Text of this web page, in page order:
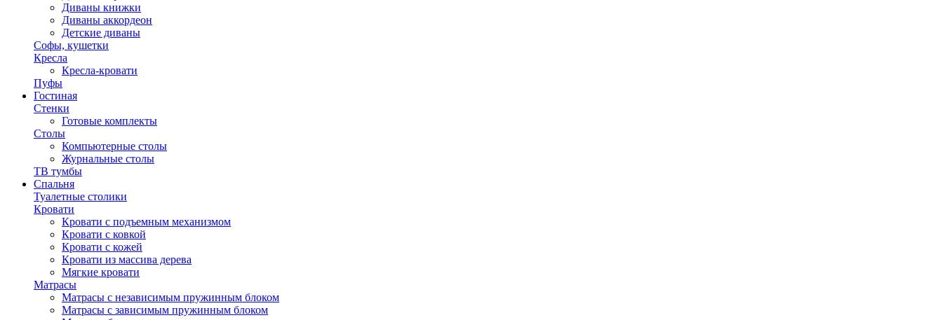
Диваны книжки
Диваны аккордеон
Детские диваны
Софы, кушетки
Кресла
Кресла-кровати
Пуфы
Гостиная
Стенки
Готовые комплекты
Столы
Компьютерные столы
Журнальные столы
ТВ тумбы
Спальня
Туалетные столики
Кровати
Кровати с подъемным механизмом
Кровати с ковкой
Кровати с кожей
Кровати из массива дерева
Мягкие кровати
Матрасы
Матрасы с независимым пружинным блоком
Матрасы с зависимым пружинным блоком